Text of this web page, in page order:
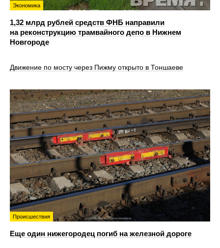
Экономика
1,32 млрд рублей средств ФНБ направили
на реконструкцию трамвайного депо в Нижнем
Новгороде
Движение по мосту через Пижму открыто в Тоншаеве
Происшествия
Еще один нижегородец погиб на железной дороге